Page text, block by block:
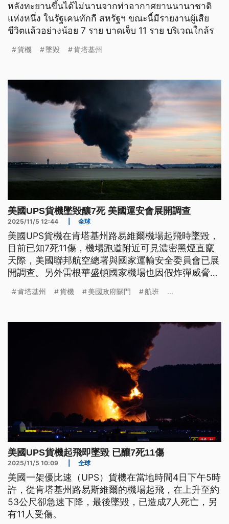
หลังทะยานขึ้นได้ไม่นานจากท่าอากาศยานนานาชาติ
แห่งหนึ่ง ในรัฐเคนทักกี สหรัฐฯ ขณะนี้มีรายงานผู้เสีย
ชีวิตแล้วอย่างน้อย 7 ราย บาดเจ็บ 11 ราย บริเวณใกล้ร
貨機 墜毀 肯塔基州
美國UPS貨機墜毀釀7死 美國運安會展開調查
2025/11/5 12:44 全球
美國UPS貨機在肯塔基州路易維爾機場起飛時墜毀，
目前已知7死11傷，機場跑道附近可見濃密黑煙直竄
天際，美國聯邦航空總署與國家運輸安全委員會已展
開調查。另外雷根華盛頓國家機場也因假炸彈威脅而
肯塔基州 貨機 美國政府關門 航班 ...
美國UPS貨機起飛即墜毀 已釀7死11傷
2025/11/5 10:09 全球
美國一架優比速（UPS）貨機在當地時間4日下午5時
許，從肯塔基州路易斯維爾的機場起飛，在上升至約
53公尺卻急速下降，最後墜毀，已造成7人死亡，另
有11人受傷。